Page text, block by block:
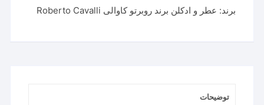
برند: عطر و ادکلن برند روبرتو کاوالی Roberto Cavalli
توضیحات